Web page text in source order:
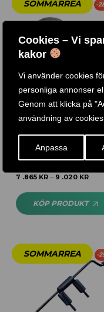
Cookies – Vi
kakor
Vi använder cookies
personliga annonser
Genom att klicka på
användning av cookies.
Anpassa
-
GUMMIVIKTER
Betygsatt5.00
7 .865 KR – 9 .020 KR
KÖP PRODUKT
-